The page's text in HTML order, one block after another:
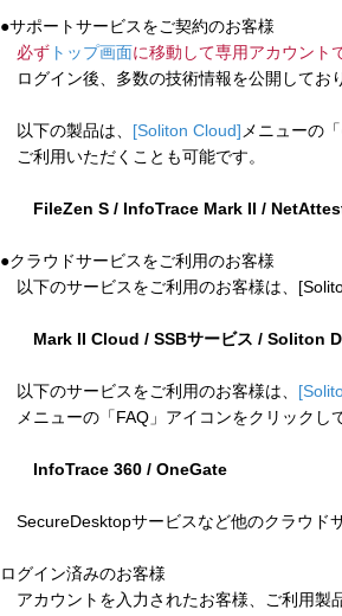
●サポートサービスをご契約のお客様
必ず トップ画面に移動して専用アカウント
ログイン後、多数の技術情報を公開してお
以下の製品は、 [Soliton Cloud] メニューの
ご利用いただくことも可能です。
FileZen S / InfoTrace Mark II /
●クラウドサービスをご利用のお客様
以下のサービスをご利用のお客様は、
Mark II Cloud / SSBサービス / Soliton
以下のサービスをご利用のお客様は、
メニューの「FAQ」アイコンをクリックし
InfoTrace 360 / OneGate
SecureDesktopサービスなど他のクラウド
ログイン済みのお客様
アカウントを入力されたお客様、ご利用製